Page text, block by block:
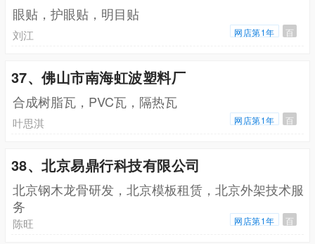
眼贴，护眼贴，明目贴
刘江 网店第1年 百
37、佛山市南海虹波塑料厂
合成树脂瓦，PVC瓦，隔热瓦
叶思淇 网店第1年 百
38、北京易鼎行科技有限公司
北京钢木龙骨研发，北京模板租赁，北京外架技术服
务
陈旺 网店第1年 百